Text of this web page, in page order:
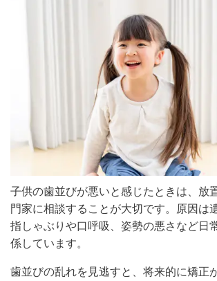
子供の歯並びが悪いと感じたときは、放
門家に相談することが大切です。原因は
指しゃぶりや口呼吸、姿勢の悪さなど日
係しています。
歯並びの乱れを見逃すと、将来的に矯正